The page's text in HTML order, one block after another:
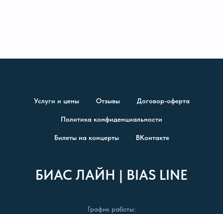
Услуги и цены Отзывы Договор-оферта
Политика конфиденциальности
Билеты на концерты ВКонтакте
БИАС ЛАЙН | BIAS LINE
График работы: